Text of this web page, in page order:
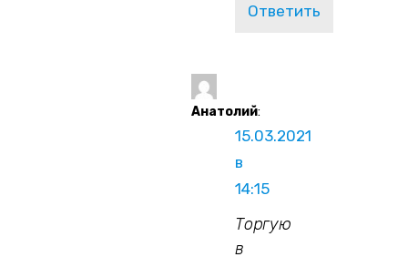
Ответить
Анатолий:
15.03.2021
в
14:15
Торгую
в